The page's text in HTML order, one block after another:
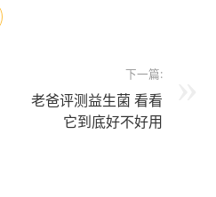
下一篇:
老爸评测益生菌 看看
它到底好不好用